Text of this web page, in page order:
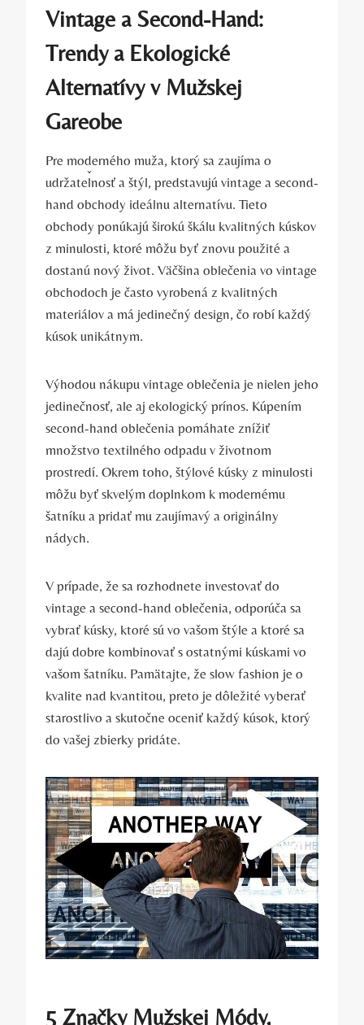
Vintage a Second-Hand:
Trendy a Ekologické
Alternatívy v Mužskej
Gareobe
Pre moderného muža, ktorý sa zaujíma o
udržateľnosť a štýl, predstavujú vintage a second-
hand obchody ideálnu alternatívu. Tieto
obchody ponúkajú širokú škálu kvalitných kúskov
z minulosti, ktoré môžu byť znovu použité a
dostanú nový život. Väčšina oblečenia vo vintage
obchodoch je často vyrobená z kvalitných
materiálov a má jedinečný design, čo robí každý
kúsok unikátnym.
Výhodou nákupu vintage oblečenia je nielen jeho
jedinečnosť, ale aj ekologický prínos. Kúpením
second-hand oblečenia pomáhate znížiť
množstvo textilného odpadu v životnom
prostredí. Okrem toho, štýlové kúsky z minulosti
môžu byť skvelým doplnkom k modernému
šatníku a pridať mu zaujímavý a originálny
nádych.
V prípade, že sa rozhodnete investovať do
vintage a second-hand oblečenia, odporúča sa
vybrať kúsky, ktoré sú vo vašom štýle a ktoré sa
dajú dobre kombinovať s ostatnými kúskami vo
vašom šatníku. Pamätajte, že slow fashion je o
kvalite nad kvantitou, preto je dôležité vyberať
starostlivo a skutočne oceniť každý kúsok, ktorý
do vašej zbierky pridáte.
5 Značky Mužskej Módy,